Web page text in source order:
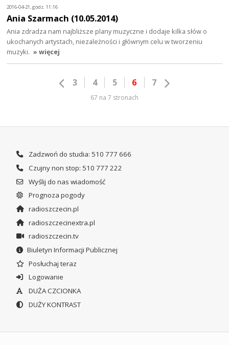
2016-04-21, godz. 11:16
Ania Szarmach (10.05.2014)
Ania zdradza nam najbliższe plany muzyczne i dodaje kilka słów o
ukochanych artystach, niezależności i głównym celu w tworzeniu
muzyki. » więcej
3 4 5 6 7
67 na 7 stronach
Zadzwoń do studia: 510 777 666
Czujny non stop: 510 777 222
Wyślij do nas wiadomość
Prognoza pogody
radioszczecin.pl
radioszczecinextra.pl
radioszczecin.tv
Biuletyn Informacji Publicznej
Posłuchaj teraz
Logowanie
DUŻA CZCIONKA
DUŻY KONTRAST